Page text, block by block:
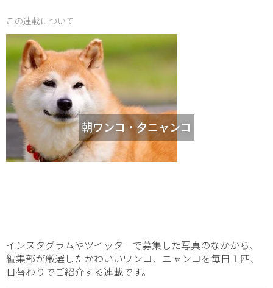
この連載について
朝ワンコ・夕ニャンコ
インスタグラムやツイッターで募集した写真のなかから、
編集部が厳選したかわいいワンコ、ニャンコを毎日１匹、
日替わりでご紹介する連載です。